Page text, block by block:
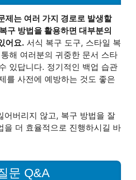
제는 여러 가지 경로로 발생할
구 방법을 활용하면 대부분의
어요. 서식 복구 도구, 스타일 복
해 여러분의 귀중한 문서 스타
있답니다. 정기적인 백업 습관
를 사전에 예방하는 것도 좋은
어버리지 않고, 복구 방법을 잘
을 더 효율적으로 진행하시길 바
문 Q&A